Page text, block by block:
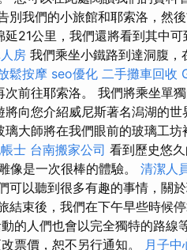
別我們的小旅館和耶索洛，然
21公里，我們還將看到其中可
房 我們乘坐小鐵路到達洞腹，
鬆按摩 seo優化 二手攤車回收
前往耶索洛。 我們將乘坐單
將向您介紹威尼斯著名潟湖的世
大師將在我們眼前的玻璃工坊
士 台南搬家公司 看到歷史悠
像是一次很棒的體驗。 清潔人
可以聽到很多有趣的事情，關
結束後，我們在下午早些時候
的人們也會以完全獨特的路線
票價，恕不另行通知。 月子中